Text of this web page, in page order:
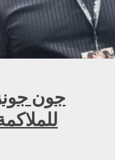
جون